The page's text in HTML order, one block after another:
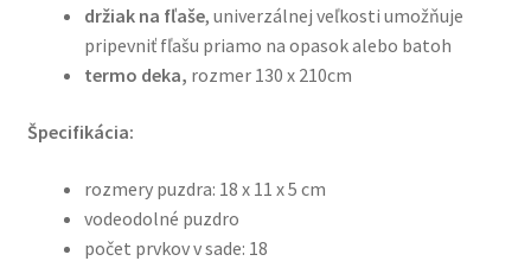
držiak na fľaše, univerzálnej veľkosti umožňuje
pripevniť fľašu priamo na opasok alebo batoh
termo deka, rozmer 130 x 210cm
Špecifikácia:
rozmery puzdra: 18 x 11 x 5 cm
vodeodolné puzdro
počet prvkov v sade: 18